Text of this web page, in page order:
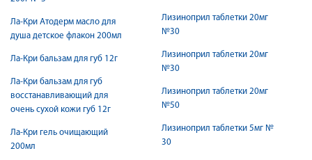
Ла-Кри Атодерм масло для
душа детское флакон 200мл
Ла-Кри бальзам для губ 12г
Ла-Кри бальзам для губ
восстанавливающий для
очень сухой кожи губ 12г
Ла-Кри гель очищающий
200мл
Лизиноприл таблетки 20мг
№30
Лизиноприл таблетки 20мг
№30
Лизиноприл таблетки 20мг
№50
Лизиноприл таблетки 5мг №
30